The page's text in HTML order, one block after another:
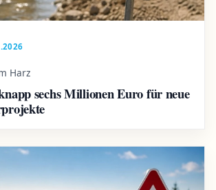
Harz
sechs Millionen Euro für neue